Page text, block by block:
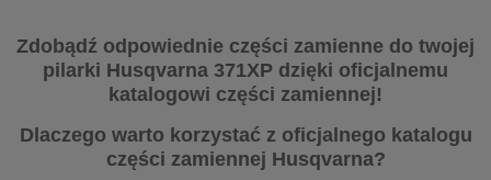
Zdobądź odpowiednie części zamienne do twojej
pilarki Husqvarna 371XP dzięki oficjalnemu
katalogowi części zamiennej!
Dlaczego warto korzystać z oficjalnego katalogu
części zamiennej Husqvarna?